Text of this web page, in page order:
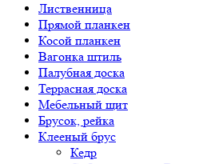
Лиственница
Прямой планкен
Косой планкен
Вагонка штиль
Палубная доска
Террасная доска
Мебельный щит
Брусок, рейка
Клееный брус
Кедр